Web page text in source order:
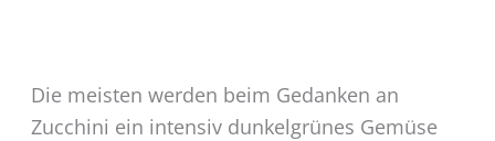
Die meisten werden beim Gedanken an
Zucchini ein intensiv dunkelgrünes Gemüse